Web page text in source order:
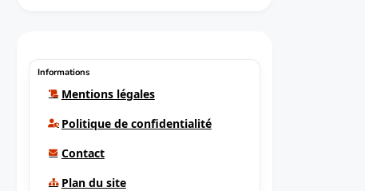
Informations
Mentions légales
Politique de confidentialité
Contact
Plan du site